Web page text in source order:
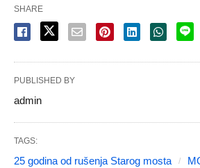
SHARE
PUBLISHED BY
admin
TAGS:
25 godina od rušenja Starog mosta